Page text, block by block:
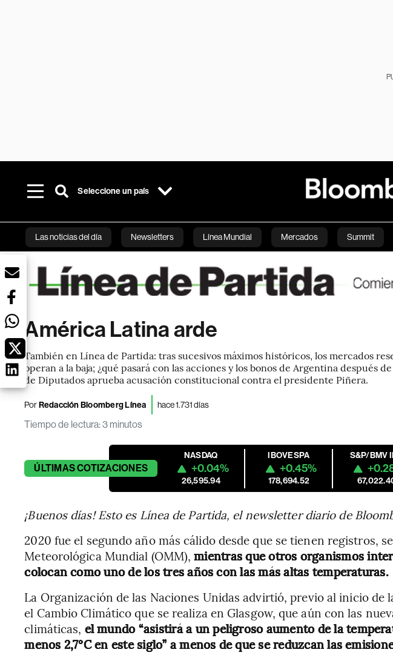
Seleccione un país
Las noticias del día Newsletters Línea Mundial Mercados Summit
Bloomberg Green
América Latina arde
También en Línea de Partida: tras sucesivos máximos históricos, los mercados
operan a la baja; ¿qué pasará con las acciones y los bonos de Argentina después
de Diputados aprueba acusación constitucional contra el presidente Piñera.
PorRedacción Bloomberg Línea hace 1.731 días
Tiempo de lectura:3 minutos
ÚLTIMASCOTIZACIONES
NASDAQ
+0.04%
26,595.94
IBOVESPA
+0.45%
178,694.52
S&P/BMV
¡Buenos días! Esto es Línea de Partida, el newsletter diario de
2020 fue el segundo año más cálido desde que se tienen registros,
Meteorológica Mundial (OMM),mientras que otros organismos
colocan como uno de los tres años con las más altas temperaturas.
La Organización de las Naciones Unidas advirtió, previo al inicio de
el Cambio Climático que se realiza en Glasgow, que aún con las
climáticas, el mundo “asistirá a un peligroso aumento de la
menos 2,7°C en este siglo” a menos de que se reduzcan las